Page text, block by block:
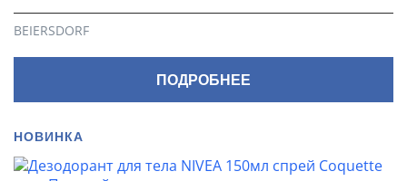
BEIERSDORF
ПОДРОБНЕЕ
НОВИНКА